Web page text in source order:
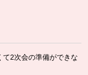
2次会の準備ができな